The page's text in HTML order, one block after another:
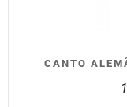
CANTO